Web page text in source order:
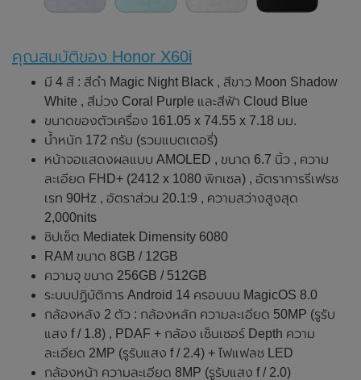
คุณสมบัติของ Honor X60i
มี 4 สี : สีดำ Magic Night Black , สีขาว Moon Shadow
White , สีม่วง Coral Purple และสีฟ้า Cloud Blue
ขนาดของตัวเครื่อง 161.05 x 74.55 x 7.18 มม.
น้ำหนัก 172 กรัม (รวมแบตเตอรี่)
หน้าจอแสดงผลแบบ AMOLED , ขนาด 6.7 นิ้ว , ความ
ละเอียด FHD+ (2412 x 1080 พิกเซล) , อัตราการรีเฟรช
เรท 90Hz , อัตราส่วน 20.1:9 , ความสว่างสูงสุด
2,000nits
ชิปเซ็ต Mediatek Dimensity 6080
RAM ขนาด 8GB / 12GB
ความจุ ขนาด 256GB / 512GB
ระบบปฏิบัติการ Android 14 ครอบบน MagicOS 8.0
กล้องหลัง 2 ตัว : กล้องหลัก ความละเอียด 50MP (รูรับ
แสง f / 1.8) , PDAF + กล้อง เซ็นเซอร์ Depth ความ
ละเอียด 2MP (รูรับแสง f / 2.4) + ไฟแฟลช LED
กล้องหน้า ความละเอียด 8MP (รูรับแสง f / 2.0)